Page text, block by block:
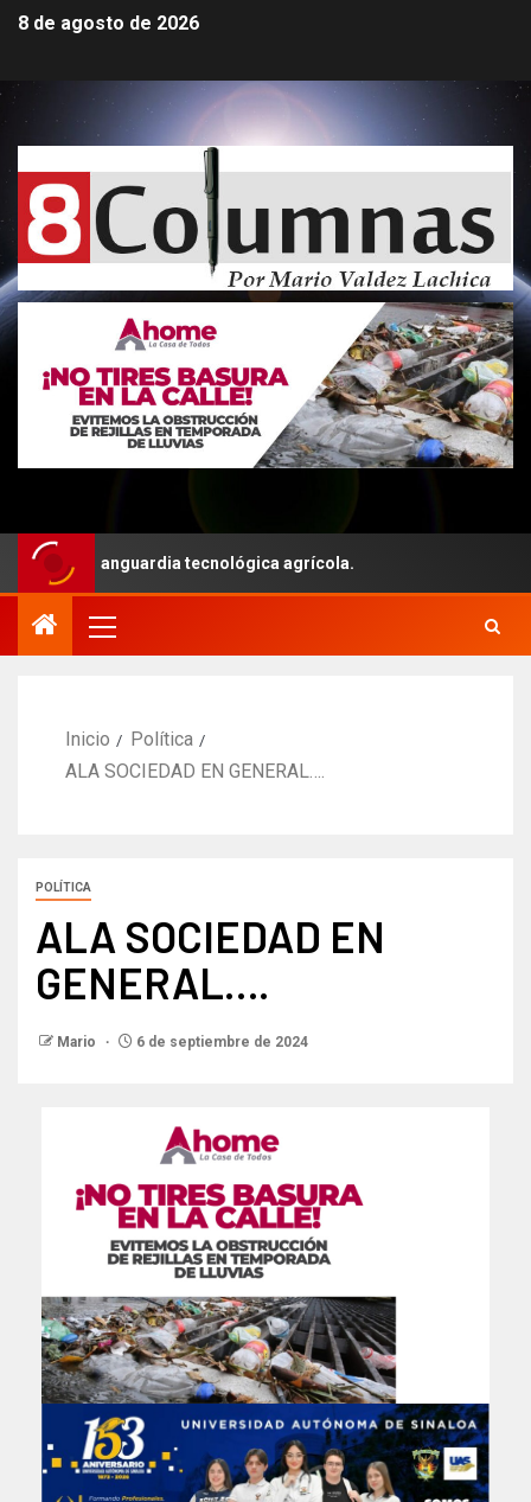
8 de agosto de 2026
con la vanguardia tecnológica agrícola.
Inicio
Política
ALA SOCIEDAD EN GENERAL….
POLÍTICA
ALA SOCIEDAD EN
GENERAL….
Mario 6 de septiembre de 2024